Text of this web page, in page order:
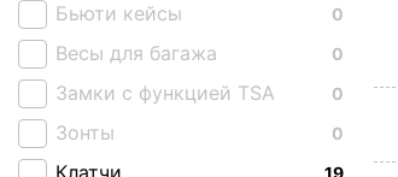
0
Бьюти кейсы
0
Весы для багажа
0
Замки с функцией TSA
0
Зонты
19
Клатчи